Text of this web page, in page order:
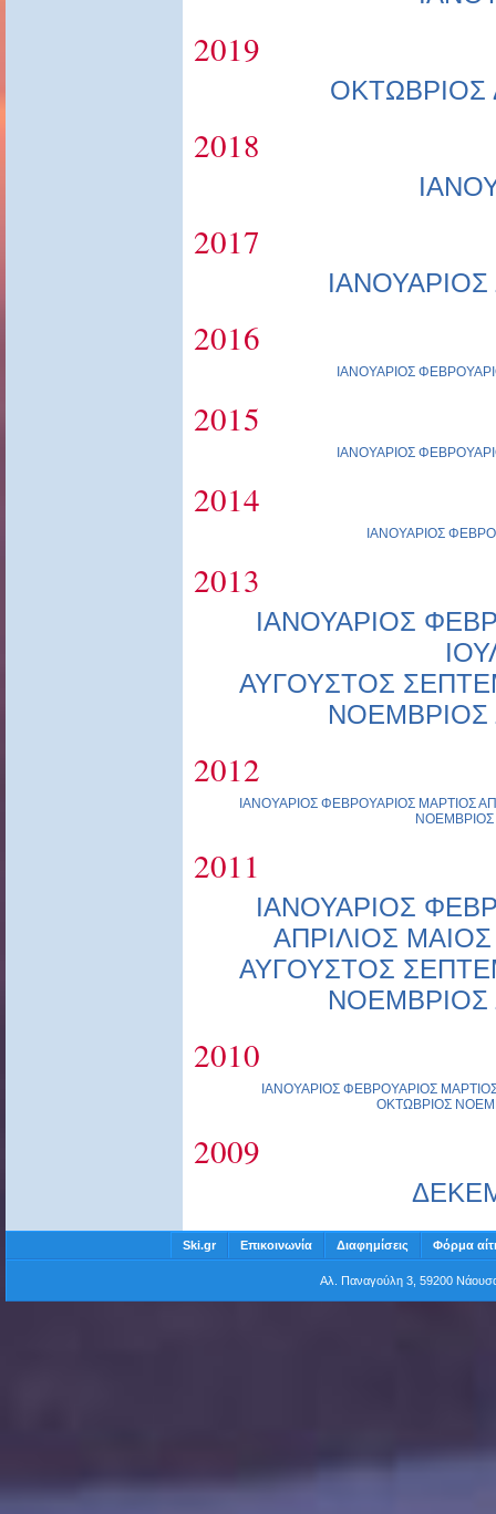
2019
ΟΚΤΩΒΡΙΟΣ
2018
2017
ΙΑΝΟΥΑΡΙΟΣ
2016
ΙΑΝΟΥΑΡΙΟΣ
2015
ΙΑΝΟΥΑΡΙΟΣ
2014
ΙΑΝΟΥΑΡΙΟΣ
2013
ΙΑΝΟΥΑΡΙΟΣ
ΑΥΓΟΥΣΤΟΣ
ΝΟΕΜΒΡΙΟΣ
2012
ΙΑΝΟΥΑΡΙΟΣ ΦΕΒΡΟΥΑΡΙΟΣ ΜΑΡΤΙΟΣ
ΝΟΕΜΒΡΙΟΣ
2011
ΙΑΝΟΥΑΡΙΟΣ
ΑΠΡΙΛΙΟΣ ΜΑΙΟΣ
ΑΥΓΟΥΣΤΟΣ
ΝΟΕΜΒΡΙΟΣ
2010
ΙΑΝΟΥΑΡΙΟΣ ΦΕΒΡΟΥΑΡΙΟΣ
ΟΚΤΩΒΡΙΟΣ
2009
Ski.gr Επικοινωνία Διαφημίσεις Φόρμα
Αλ. Παναγούλη 3, 59200